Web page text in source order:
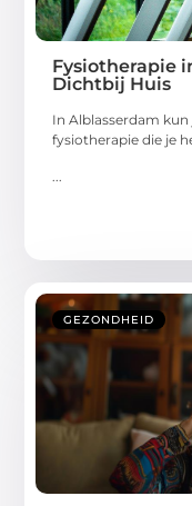
Fysiotherapie
Dichtbij Huis
In Alblasserdam
fysiotherapie die je
GEZONDHEID